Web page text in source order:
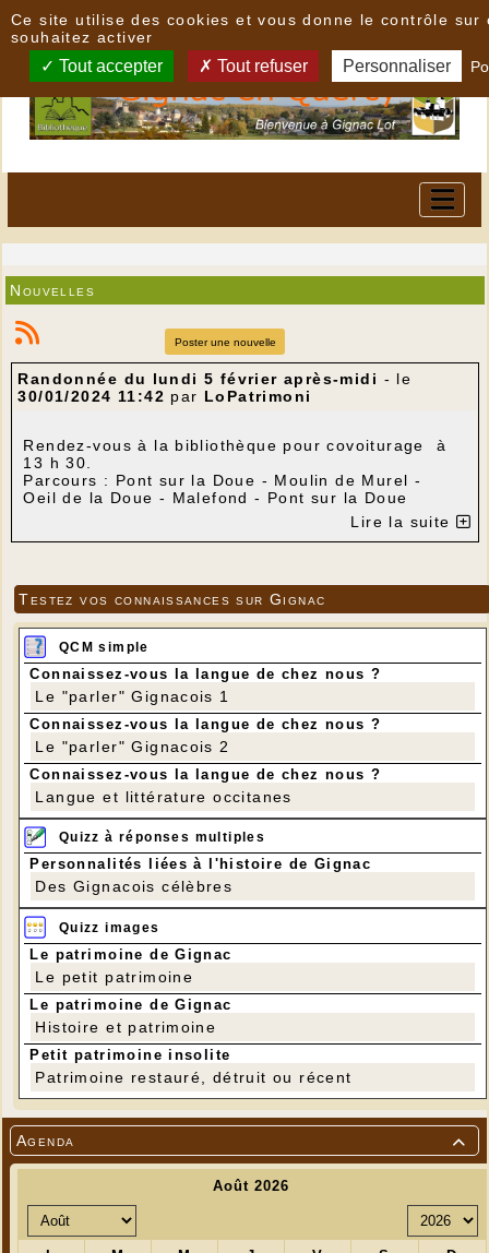

Agenda
Nouvelles
Poster une nouvelle
Randonnée du lundi 5 février après-midi - le
30/01/2024 11:42 par LoPatrimoni
Rendez-vous à la bibliothèque pour covoiturage à
13 h 30.
Parcours : Pont sur la Doue - Moulin de Murel -
Oeil de la Doue - Malefond - Pont sur la Doue
Lire la suite
Testez vos connaissances sur Gignac
QCM simple
Connaissez-vous la langue de chez nous ?
Le "parler" Gignacois 1
Connaissez-vous la langue de chez nous ?
Le "parler" Gignacois 2
Connaissez-vous la langue de chez nous ?
Langue et littérature occitanes
Quizz à réponses multiples
Personnalités liées à l'histoire de Gignac
Des Gignacois célèbres
Quizz images
Le patrimoine de Gignac
Le petit patrimoine
Le patrimoine de Gignac
Histoire et patrimoine
Petit patrimoine insolite
Patrimoine restauré, détruit ou récent
Ce site utilise des cookies et vous donne le contrôle sur
souhaitez activer
Tout accepter Tout refuser Personnaliser